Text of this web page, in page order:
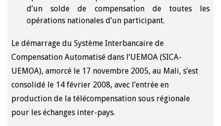
d’un solde de compensation de toutes les
opérations nationales d’un participant.
Le démarrage du Système Interbancaire de
Compensation Automatisé dans l’UEMOA (SICA-
UEMOA), amorcé le 17 novembre 2005, au Mali, s’est
consolidé le 14 février 2008, avec l’entrée en
production de la télécompensation sous régionale
pour les échanges inter-pays.